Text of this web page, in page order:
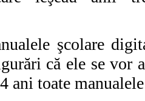
şcolare
că ele se vor
ani toate